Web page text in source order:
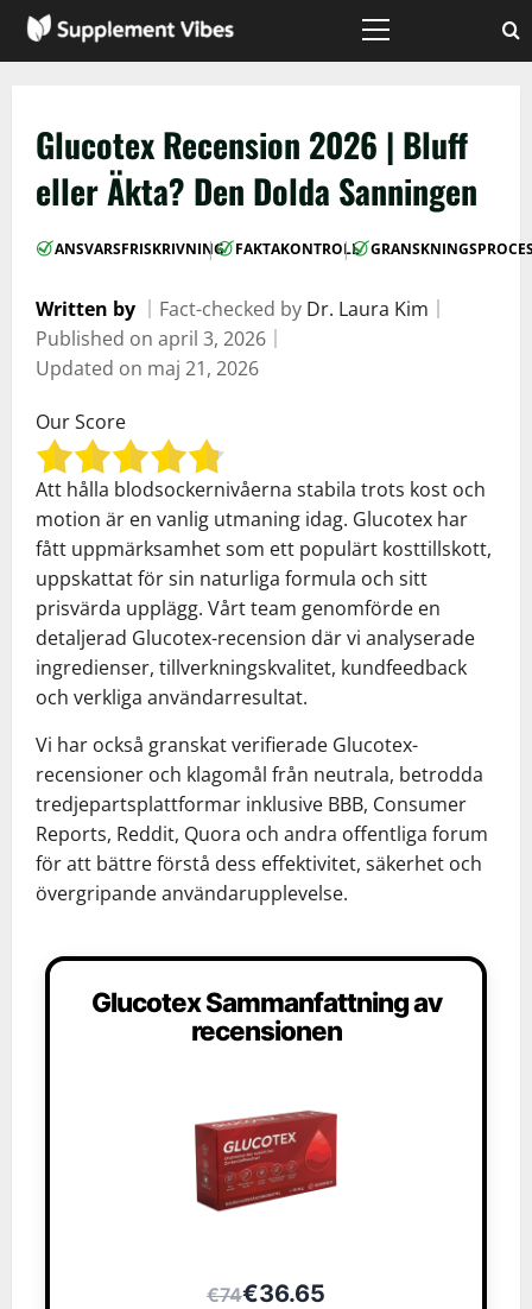
Skip
Primary
Glucotex Recension 2026 | Bluff
eller Äkta? Den Dolda Sanningen
ANSVARSFRISKRIVNING
| FAKTAKONTROLL
|
Written by Fact-checked by Dr. Laura Kim
Published on april 3, 2026
Updated on maj 21, 2026
Our Score
Att hålla blodsockernivåerna stabila trots kost och
motion är en vanlig utmaning idag. Glucotex har
fått uppmärksamhet som ett populärt kosttillskott,
uppskattat för sin naturliga formula och sitt
prisvärda upplägg. Vårt team genomförde en
detaljerad Glucotex-recension där vi analyserade
ingredienser, tillverkningskvalitet, kundfeedback
och verkliga användarresultat.
Vi har också granskat verifierade Glucotex-
recensioner och klagomål från neutrala, betrodda
tredjepartsplattformar inklusive BBB, Consumer
Reports, Reddit, Quora och andra offentliga forum
för att bättre förstå dess effektivitet, säkerhet och
övergripande användarupplevelse.
Glucotex Sammanfattning av
recensionen
€74€36.65